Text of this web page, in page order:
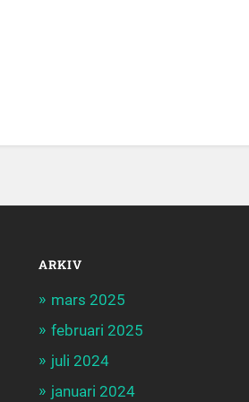
ARKIV
mars 2025
februari 2025
juli 2024
januari 2024